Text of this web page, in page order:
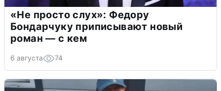
«Не просто слух»: Федору
Бондарчуку приписывают новый
роман — с кем
6 августа 74